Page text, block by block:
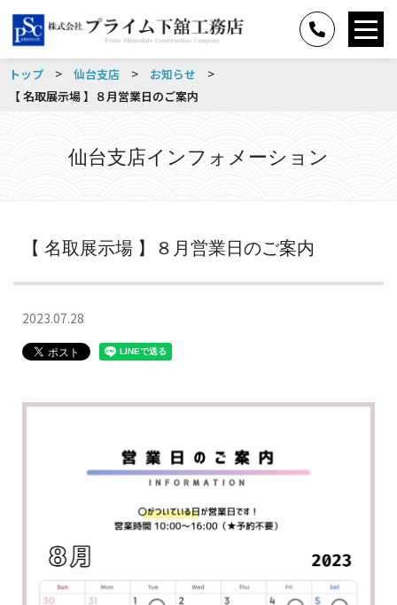
トップ > 仙台支店 > お知らせ >
【 名取展示場 】８月営業日のご案内
仙台支店インフォメーション
【 名取展示場 】８月営業日のご案内
2023.07.28